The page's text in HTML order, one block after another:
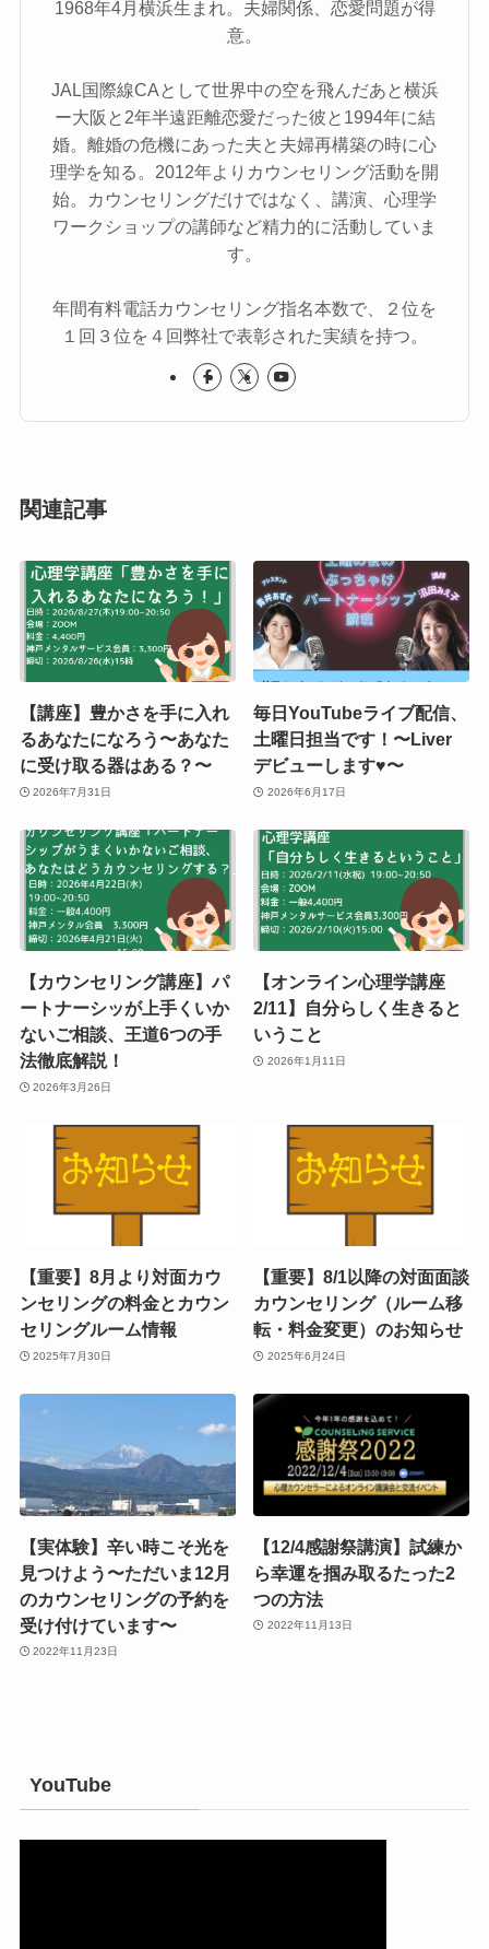
1968年4月横浜生まれ。夫婦関係、恋愛問題が得
意。
JAL国際線CAとして世界中の空を飛んだあと横浜
ー大阪と2年半遠距離恋愛だった彼と1994年に結
婚。離婚の危機にあった夫と夫婦再構築の時に心
理学を知る。2012年よりカウンセリング活動を開
始。カウンセリングだけではなく、講演、心理学
ワークショップの講師など精力的に活動していま
す。
年間有料電話カウンセリング指名本数で、２位を
１回３位を４回弊社で表彰された実績を持つ。
関連記事
【講座】豊かさを手に入れ
るあなたになろう〜あなた
に受け取る器はある？〜
2026年7月31日
毎日YouTubeライブ配信、
土曜日担当です！〜Liver
デビューします♥️〜
2026年6月17日
【カウンセリング講座】パ
ートナーシッが上手くいか
ないご相談、王道6つの手
法徹底解説！
2026年3月26日
【オンライン心理学講座
2/11】自分らしく生きると
いうこと
2026年1月11日
【重要】8月より対面カウ
ンセリングの料金とカウン
セリングルーム情報
2025年7月30日
【重要】8/1以降の対面面談
カウンセリング（ルーム移
転・料金変更）のお知らせ
2025年6月24日
【実体験】辛い時こそ光を
見つけよう〜ただいま12月
のカウンセリングの予約を
受け付けています〜
2022年11月23日
【12/4感謝祭講演】試練か
ら幸運を掴み取るたった2
つの方法
2022年11月13日
YouTube